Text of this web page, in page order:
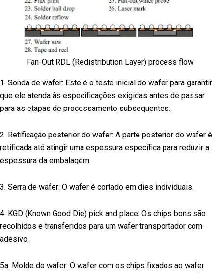
Fan-Out RDL (Redistribution Layer) process flow
1. Sonda de wafer: Este é o teste inicial do wafer para garantir
que ele atenda às especificações exigidas antes de passar
para as etapas de processamento subsequentes.
2. Retificação posterior do wafer: A parte posterior do wafer é
retificada até atingir uma espessura específica para reduzir a
espessura da embalagem.
3. Serra de wafer: O wafer é cortado em dies individuais.
4. KGD (Known Good Die) pick and place: Os chips bons são
recolhidos e transferidos para um wafer transportador com
adesivo.
5a. Molde do wafer: O wafer com os chips fixados ao wafer